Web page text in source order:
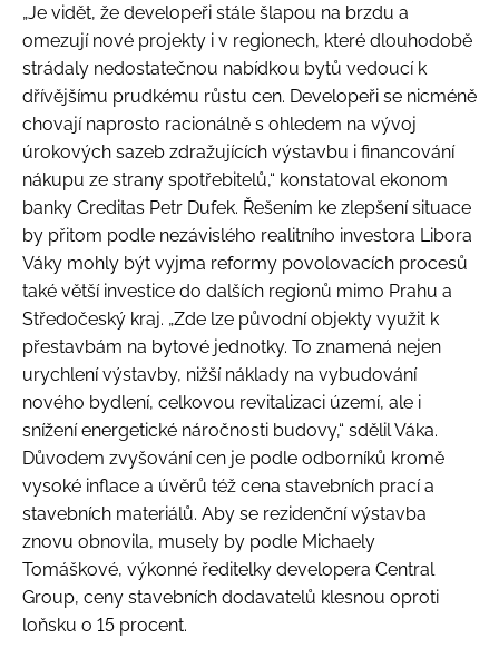
„Je vidět, že developeři stále šlapou na brzdu a
omezují nové projekty i v regionech, které dlouhodobě
strádaly nedostatečnou nabídkou bytů vedoucí k
dřívějšímu prudkému růstu cen. Developeři se nicméně
chovají naprosto racionálně s ohledem na vývoj
úrokových sazeb zdražujících výstavbu i financování
nákupu ze strany spotřebitelů,“ konstatoval ekonom
banky Creditas Petr Dufek. Řešením ke zlepšení situace
by přitom podle nezávislého realitního investora Libora
Váky mohly být vyjma reformy povolovacích procesů
také větší investice do dalších regionů mimo Prahu a
Středočeský kraj. „Zde lze původní objekty využit k
přestavbám na bytové jednotky. To znamená nejen
urychlení výstavby, nižší náklady na vybudování
nového bydlení, celkovou revitalizaci území, ale i
snížení energetické náročnosti budovy,“ sdělil Váka.
Důvodem zvyšování cen je podle odborníků kromě
vysoké inflace a úvěrů též cena stavebních prací a
stavebních materiálů. Aby se rezidenční výstavba
znovu obnovila, musely by podle Michaely
Tomáškové, výkonné ředitelky developera Central
Group, ceny stavebních dodavatelů klesnou oproti
loňsku o 15 procent.